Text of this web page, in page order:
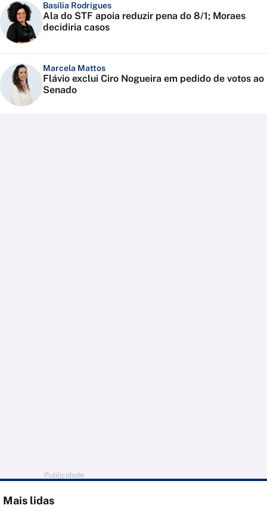
Basília Rodrigues
Ala do STF apoia reduzir pena do 8/1; Moraes
decidiria casos
Marcela Mattos
Flávio exclui Ciro Nogueira em pedido de votos ao
Senado
Publicidade
Mais lidas